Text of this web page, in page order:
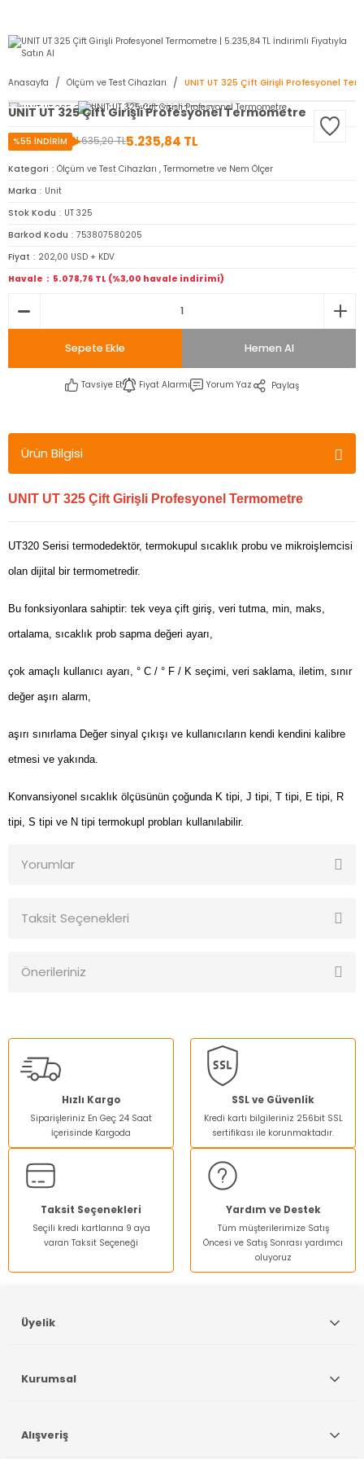
Anasayfa Ölçüm ve Test Cihazları UNIT UT 325 Çift Girişli Profesyonel
UNIT UT 325 Çift Girişli Profesyonel Termometre
11.635,20 TL5.235,84 TL
%55 İNDİRİM
Kategori Ölçüm ve Test Cihazları , Termometre ve Nem Ölçer
Marka
Unit
Stok Kodu
UT 325
Barkod Kodu
753807580205
Fiyat
202,00 USD + KDV
Havale
5.078,76 TL (%3,00 havale indirimi)
Sepete Ekle Hemen Al
Tavsiye Et Fiyat Alarmı Yorum Yaz Paylaş
Ürün Bilgisi
UNIT UT 325 Çift Girişli Profesyonel Termometre
UT320 Serisi termodedektör, termokupul sıcaklık probu ve mikroişlemcisi
olan dijital bir termometredir.
Bu fonksiyonlara sahiptir: tek veya çift giriş, veri tutma, min, maks,
ortalama, sıcaklık prob sapma değeri ayarı,
çok amaçlı kullanıcı ayarı, ° C / ° F / K seçimi, veri saklama, iletim, sınır
değer aşırı alarm,
aşırı sınırlama Değer sinyal çıkışı ve kullanıcıların kendi kendini kalibre
etmesi ve yakında.
Konvansiyonel sıcaklık ölçüsünün çoğunda K tipi, J tipi, T tipi, E tipi, R
tipi, S tipi ve N tipi termokupl probları kullanılabilir.
Yorumlar
Taksit Seçenekleri
Önerileriniz
kullanarak tarafımıza iletebilirsiniz.
Görüş ve önerileriniz için teşekkür ederiz.
Ürün resmi kalitesiz, bozuk veya görüntülenemiyor.
Ürün açıklamasında eksik bilgiler bulunuyor.
Ürün bilgilerinde hatalar bulunuyor.
Ürün fiyatı diğer sitelerden daha pahalı.
Bu ürüne benzer farklı alternatifler olmalı.
Hızlı Kargo
Siparişleriniz En Geç 24 Saat
İçerisinde Kargoda
SSL ve Güvenlik
Kredi kartı bilgileriniz 256bit SSL
sertifikası ile korunmaktadır.
Taksit Seçenekleri
Seçili kredi kartlarına 9 aya
varan Taksit Seçeneği
Yardım ve Destek
Tüm müşterilerimize Satış
Öncesi ve Satış Sonrası yardımcı
oluyoruz
Üyelik
Kurumsal
Alışveriş